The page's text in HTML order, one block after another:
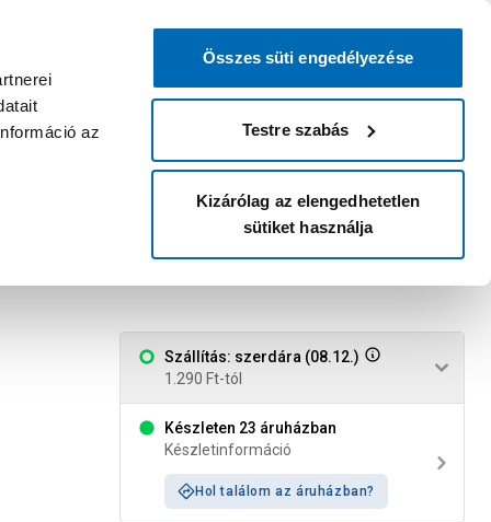
az
Összes süti engedélyezése
Testre szabás
Kizárólag az elengedhetetlen
sütiket használja
bejelentkezni?
Belépés Listáim
Áruházak és szolgáltatások
Szállítás: szerdára (08.12.)
1.290 Ft-tól
Készleten 23 áruházban
Készletinformáció
Hol találom az áruházban?